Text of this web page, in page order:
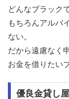
どんなブラック
もちろんアルバ
ない。
だから遠慮なく
お金を借りたい
優良金貸し